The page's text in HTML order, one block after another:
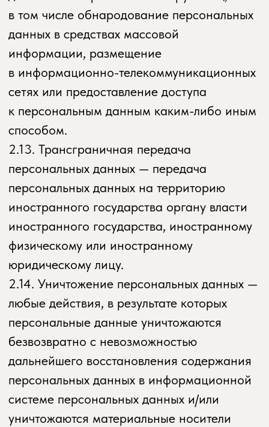
не предусмотрено Законом
о персональных данных или другими
федеральными законами.
3.2. Оператор обязан:
— предоставлять субъекту персональных
данных по его просьбе информацию,
касающуюся обработки его персональных
— организовывать обработку
персональных данных в порядке,
установленном действующим
законодательством РФ;
— отвечать на обращения и запросы
субъектов персональных данных
в соответствии с требованиями Закона
о персональных данных;
— сообщать в уполномоченный орган
по защите прав субъектов персональных
данных по запросу этого органа
необходимую информацию в течение 10
дней с даты получения такого запроса;
— публиковать или иным образом
обеспечивать неограниченный доступ
к настоящей Политике в отношении
обработки персональных данных;
— принимать правовые, организационные
и технические меры для защиты
или случайного доступа к ним,
уничтожения, изменения, блокирования,